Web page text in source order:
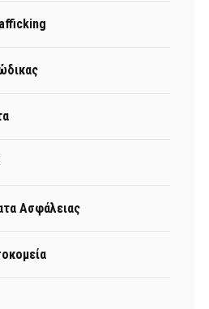
Ασφάλειας